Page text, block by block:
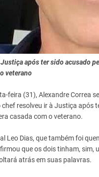
após ter sido acusado
veterano
feira (31), Alexandre Correa
chef resolveu ir à Justiça
casada com o veterano.
Leo Dias, que também foi
que os dois tinham, sim,
atrás em suas palavras.